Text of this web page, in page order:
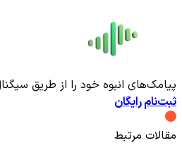
پیامک‌های انبوه خود را از طریق
ثبت‌نام رایگان
مقالات مرتبط